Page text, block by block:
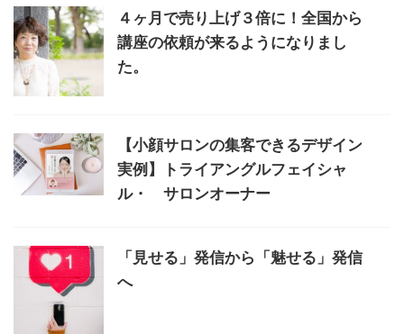
４ヶ月で売り上げ３倍に！全国から
講座の依頼が来るようになりまし
た。
【小顔サロンの集客できるデザイン
実例】トライアングルフェイシャ
ル・ サロンオーナー
「見せる」発信から「魅せる」発信
へ